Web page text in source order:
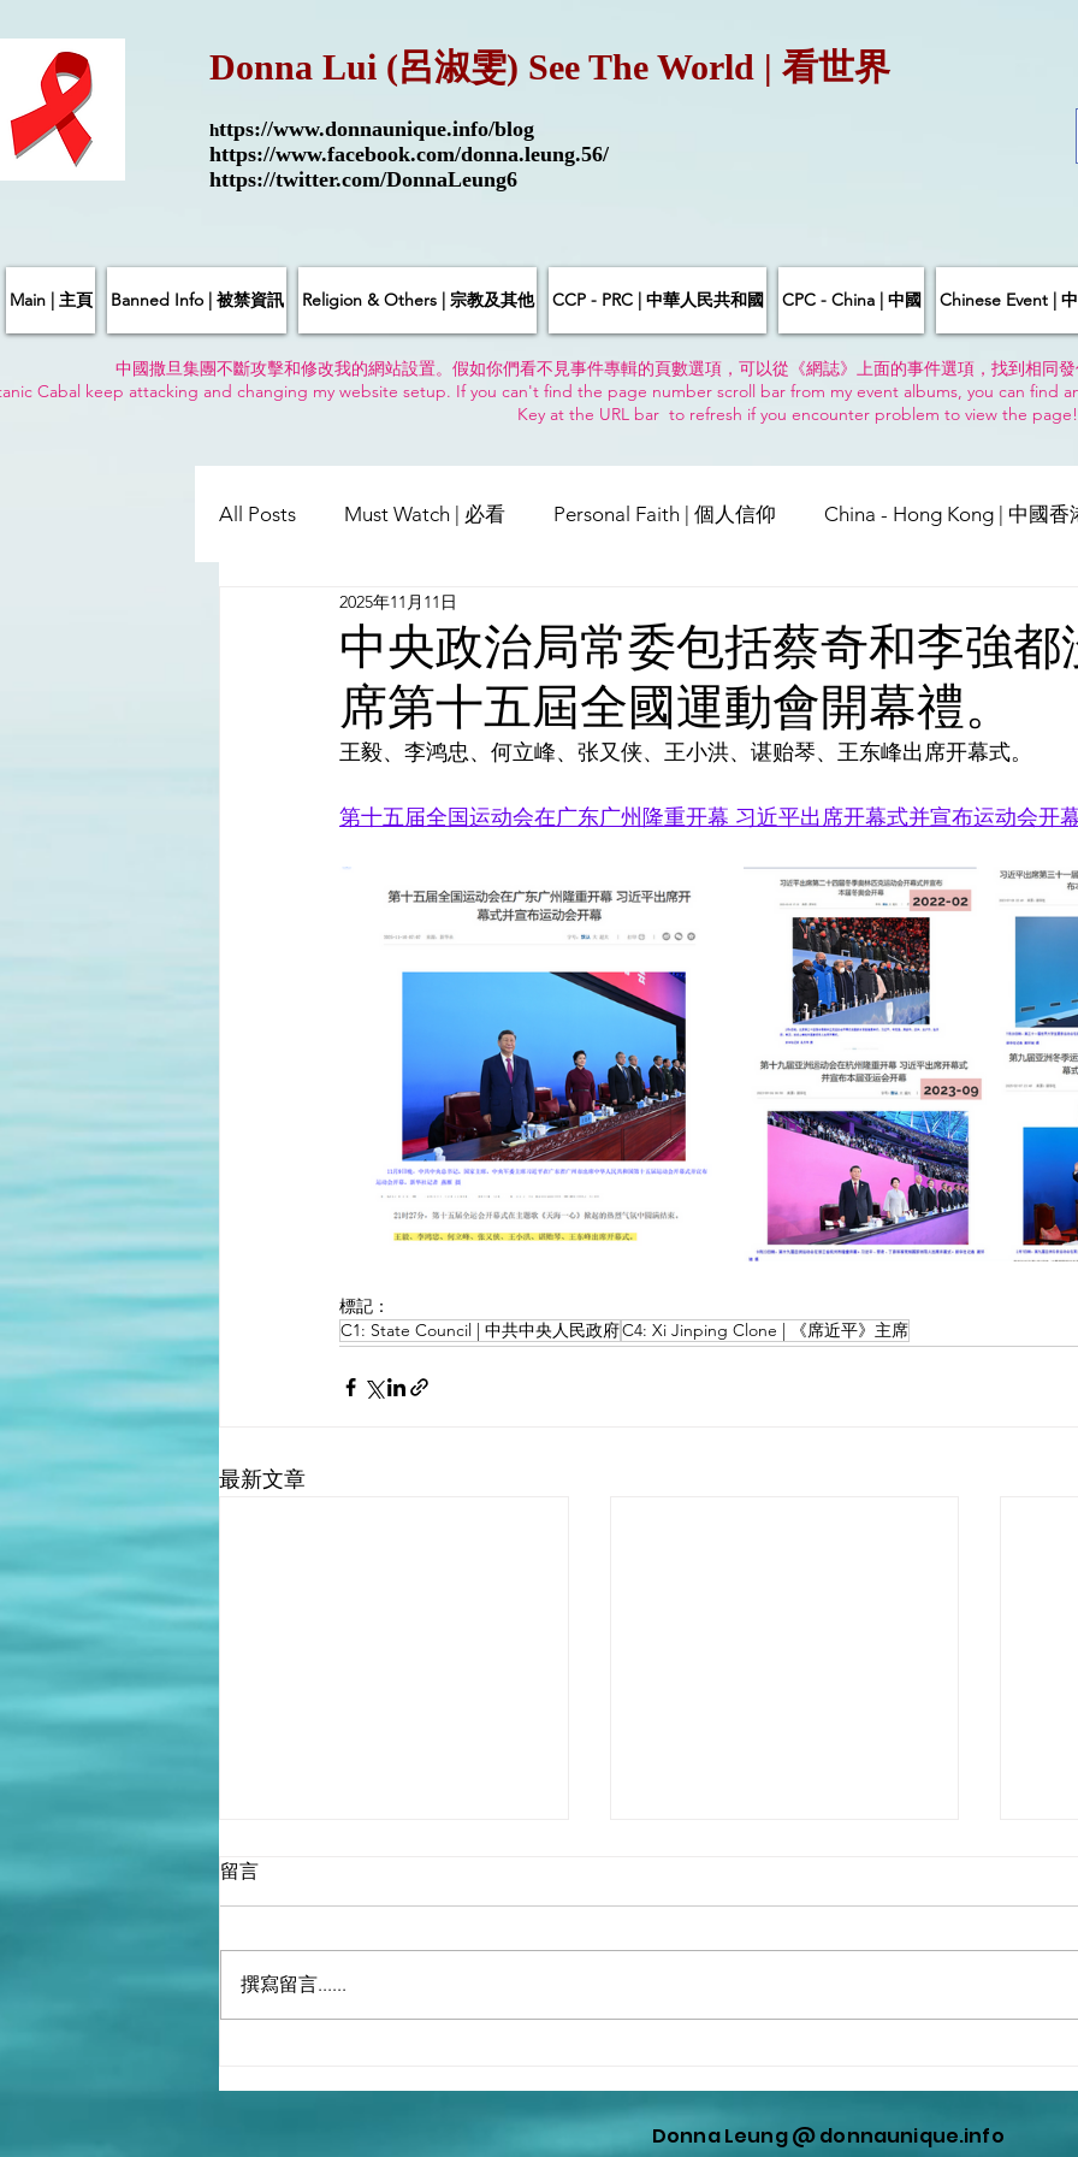
Donna Lui (呂淑雯) See The World | 看世界
https://www.donnaunique.info/blog
https://www.facebook.com/donna.leung.56/
https://twitter.com/DonnaLeung6
Main | 主頁 Banned Info | 被禁資訊 Religion & Others | 宗教及其他 CCP - PRC | 中華人民共和國 CPC - China | 中國 Chinese Event |
中國撒旦集團不斷攻擊和修改我的網站設置。假如你們看不見事件專輯的頁數選項，可以從《網誌》上面的事件選項，找到相同
Cabal keep attacking and changing my website setup. If you can't find the page number scroll bar from my event albums, you can find
Key at the URL bar to refresh if you encounter problem to view the
All Posts Must Watch | 必看 Personal Faith | 個人信仰 China - Hong Kong | 中國香
China - Taiwan | 中國臺灣
Satanic Cabals | 撒旦集團 USA | 美國 Pandemic & Health | 流行病 & 健康
Religion | 宗教 Mass Media | 傳媒 Middle East
中央政治局常委包括蔡奇和李強都
席第十五屆全國運動會開幕禮。
2025年11月11日
王毅、李鸿忠、何立峰、张又侠、王小洪、谌贻琴、王东峰出席开幕式。
第十五届全国运动会在广东广州隆重开幕 习近平出席开幕式并宣布运动会开
標記：
C1: State Council | 中共中央人民政府C4: Xi Jinping Clone | 《席近平》主席
最新文章
勝之道 | 劉兆佳 - 2024-12-02
國賊劉兆佳利用羅奇謬論藉題
發揮，蓄意曲解中華人民共和
國憲法，蓄意曲解基本法，蓄
黨
留言
撰寫留言......
Donna Leung @ donnaunique.info